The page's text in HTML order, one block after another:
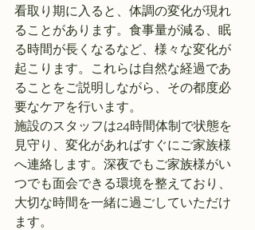
看取り期に入ると、体調の変化が現れ
ることがあります。食事量が減る、眠
る時間が長くなるなど、様々な変化が
起こります。これらは自然な経過であ
ることをご説明しながら、その都度必
要なケアを行います。
施設のスタッフは24時間体制で状態を
見守り、変化があればすぐにご家族様
へ連絡します。深夜でもご家族様がい
つでも面会できる環境を整えており、
大切な時間を一緒に過ごしていただけ
ます。